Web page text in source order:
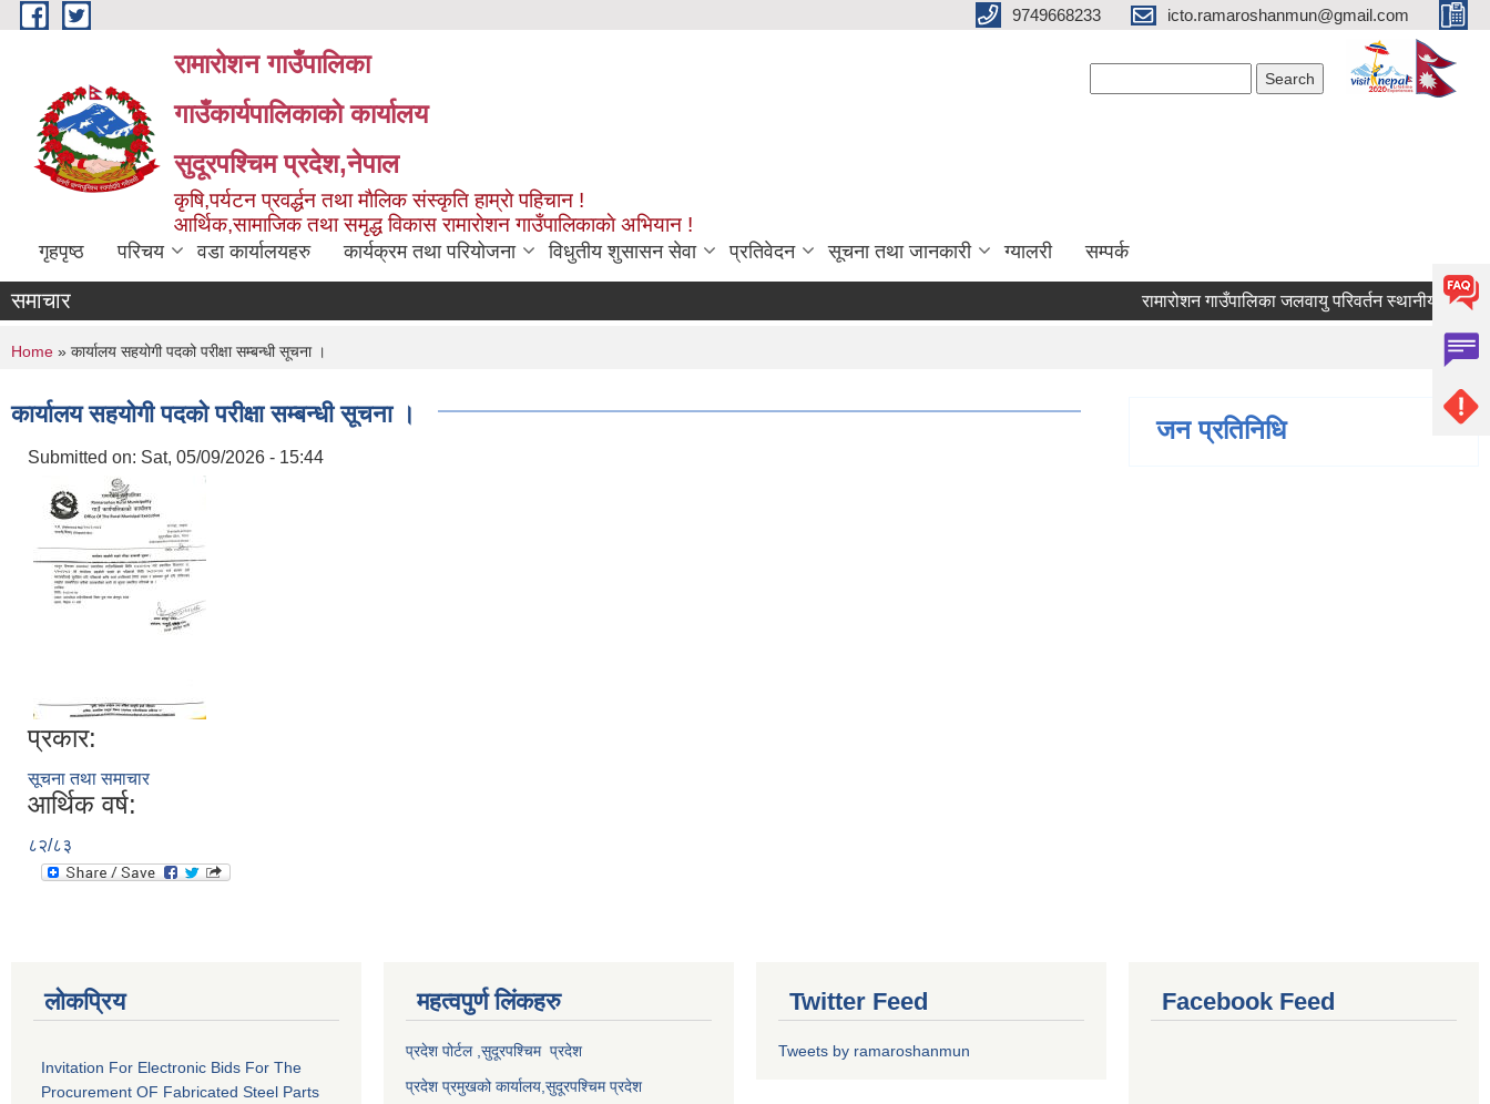
Skip to main content 9749668233 icto.ramaroshanmun@gmail.com
रामारोशन गाउँपालिका
गाउँकार्यपालिकाकाे कार्यालय
सुदूरपश्चिम प्रदेश,नेपाल
कृषि,पर्यटन प्रवर्द्धन तथा माैलिक संस्कृति हाम्राे पहिचान !
आर्थिक,सामाजिक तथा समृद्ध विकास रामाराेशन गाउँपालिकाकाे अभियान !
गृहपृष्ठ परिचय वडा कार्यालयहरु कार्यक्रम तथा परियोजना विधुतीय शुसासन सेवा प्रतिवेदन सूचना तथा जानकारी ग्यालरी सम्पर्क
समाचार रामारोशन गाउँपालिका जलवायु परिवर्तन स्थानीय अनुकूलन
You are here
Home » कार्यालय सहयोगी पदको परीक्षा सम्बन्धी सूचना ।
कार्यालय सहयोगी पदको परीक्षा सम्बन्धी सूचना ।
Submitted on: Sat, 05/09/2026 - 15:44
प्रकार:
सूचना तथा समाचार
आर्थिक वर्ष:
८२/८३
जन प्रतिनिधि
लोकप्रिय
Invitation For Electronic Bids For The
Procurement OF Fabricated Steel Parts
महत्वपुर्ण लि‌ंकहरु
प्रदेश पोर्टल ,सुदूरपश्चिम प्रदेश
प्रदेश प्रमुखको कार्यालय, सुदूरपश्चिमप्रदेश
Twitter Feed
Tweets by ramaroshanmun
Facebook Feed